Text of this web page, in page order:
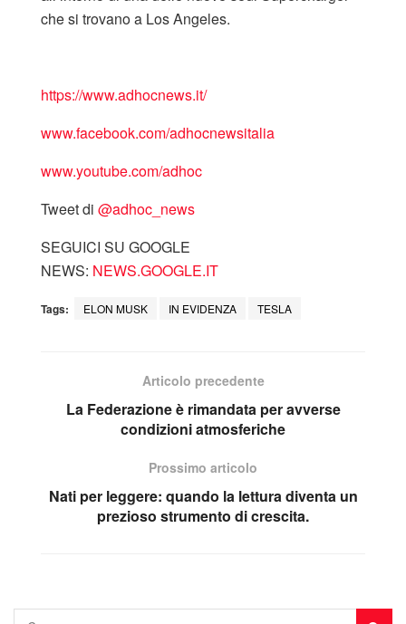
che si trovano a Los Angeles.
https://www.adhocnews.it/
www.facebook.com/adhocnewsitalia
www.youtube.com/adhoc
Tweet di ‎@adhoc_news
SEGUICI SU GOOGLE
NEWS: NEWS.GOOGLE.IT
Tags: ELON MUSK IN EVIDENZA TESLA
Articolo precedente
La Federazione è rimandata per avverse
condizioni atmosferiche
Prossimo articolo
Nati per leggere: quando la lettura diventa un
prezioso strumento di crescita.